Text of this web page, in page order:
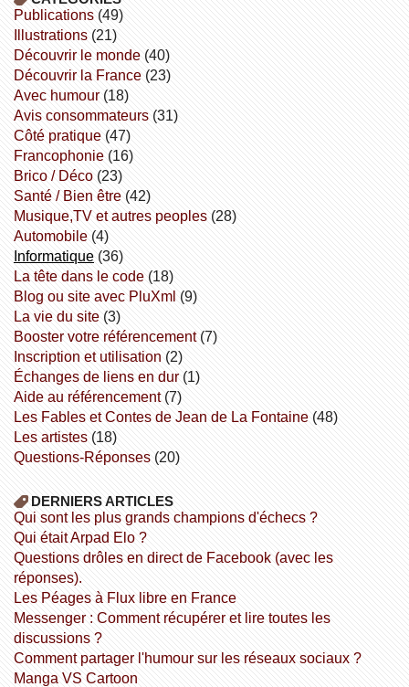
publications(49)
illustrations(21)
découvrir le monde(40)
découvrir la France(23)
avec humour(18)
avis consommateurs(31)
côté pratique(47)
Francophonie(16)
Brico / Déco(23)
Santé / Bien être(42)
Musique,TV et autres peoples(28)
Automobile(4)
informatique(36)
la tête dans le code(18)
Blog ou site avec PluXml (9)
la vie du site(3)
booster votre référencement(7)
inscription et utilisation (2)
échanges de liens en dur(1)
aide au référencement(7)
Les Fables et Contes de Jean de La Fontaine(48)
Les artistes(18)
Questions-Réponses(20)
DERNIERS ARTICLES
Qui sont les plus grands champions d'échecs ?
Qui était Arpad Elo ?
Questions drôles en direct de Facebook (avec les
réponses).
Les Péages à Flux libre en France
Messenger : Comment récupérer et lire toutes les
discussions ?
Comment partager l'humour sur les réseaux sociaux ?
Manga VS Cartoon